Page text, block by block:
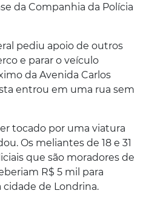
da Companhia da Polícia
pediu apoio de outros
e parar o veículo
da Avenida Carlos
entrou em uma rua sem
tocado por uma viatura
Os meliantes de 18 e 31
que são moradores de
R$ 5 mil para
de Londrina.